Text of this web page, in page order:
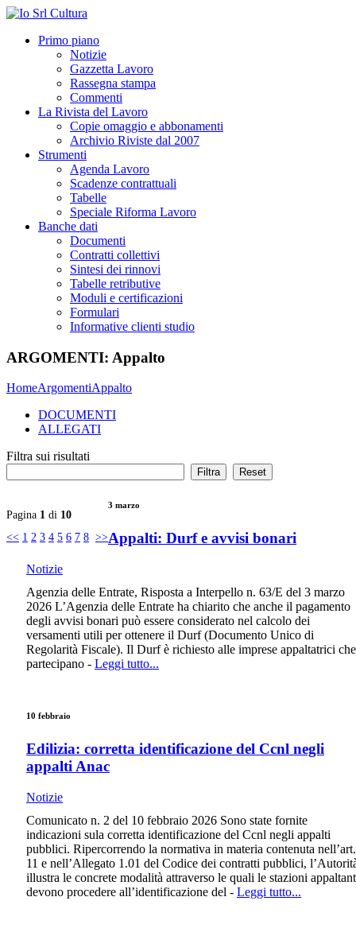
Primo piano
Notizie
Gazzetta Lavoro
Rassegna stampa
Commenti
La Rivista del Lavoro
Copie omaggio e abbonamenti
Archivio Riviste dal 2007
Strumenti
Agenda Lavoro
Scadenze contrattuali
Tabelle
Speciale Riforma Lavoro
Banche dati
Documenti
Contratti collettivi
Sintesi dei rinnovi
Tabelle retributive
Moduli e certificazioni
Formulari
Informative clienti studio
ARGOMENTI: Appalto
HomeArgomentiAppalto
DOCUMENTI
ALLEGATI
Filtra sui risultati
Pagina 1 di 10
<< 1 2 3 4 5 6 7 8 >>
3 marzo
Appalti: Durf e avvisi bonari
Notizie
Agenzia delle Entrate, Risposta a Interpello n. 63/E del 3 marzo
2026 L’Agenzia delle Entrate ha chiarito che anche il pagamento
degli avvisi bonari può essere considerato nel calcolo dei
versamenti utili per ottenere il Durf (Documento Unico di
Regolarità Fiscale). Il Durf è richiesto alle imprese appaltatrici che
partecipano - Leggi tutto...
10 febbraio
Edilizia: corretta identificazione del Ccnl negli
appalti Anac
Notizie
Comunicato n. 2 del 10 febbraio 2026 Sono state fornite
indicazioni sula corretta identificazione del Ccnl negli appalti
pubblici. Ripercorrendo la normativa in materia contenuta nell’art.
11 e nell’Allegato 1.01 del Codice dei contratti pubblici,
illustra le concrete modalità attraverso le quali le stazioni
devono procedere all’identificazione del - Leggi tutto...